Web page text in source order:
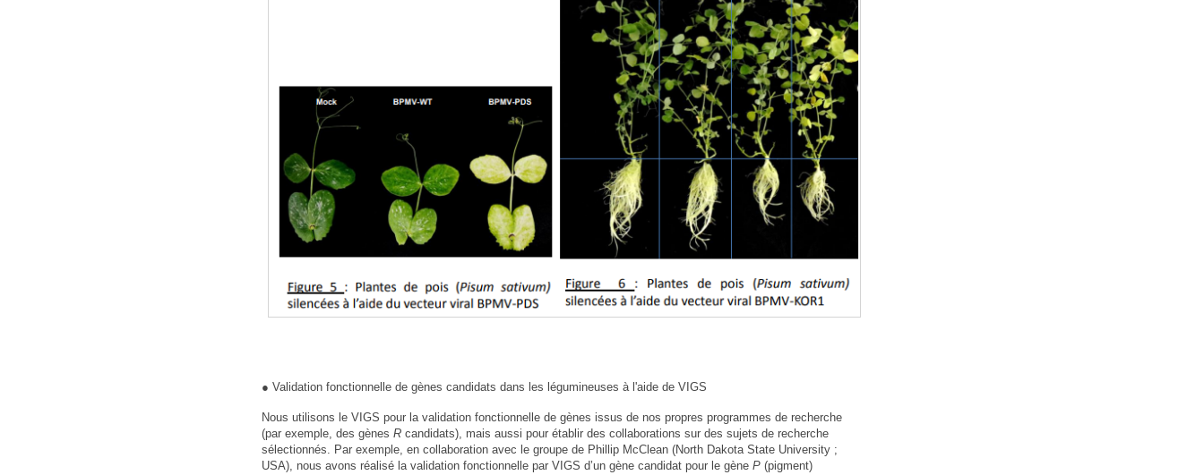
● Validation fonctionnelle de gènes candidats dans les légumineuses à l'aide de VIGS
Nous utilisons le VIGS pour la validation fonctionnelle de gènes issus de nos propres programmes de recherche
(par exemple, des gènes Rcandidats), mais aussi pour établir des collaborations sur des sujets de recherche
sélectionnés. Par exemple, en collaboration avec le groupe de Phillip McClean (North Dakota State University ;
USA), nous avons réalisé la validation fonctionnelle par VIGS d’un gène candidat pour le gèneP(pigment)